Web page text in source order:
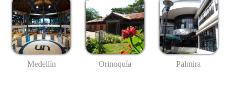
Medellín Orinoquía Palmira